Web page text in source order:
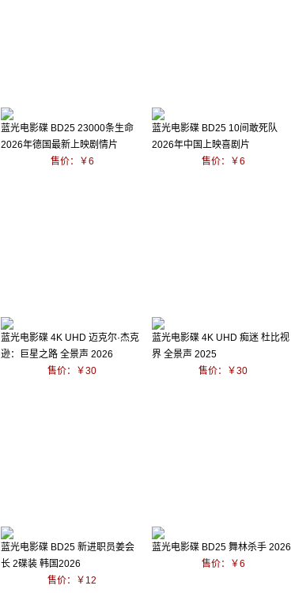
蓝光电影碟 BD25 23000条生命
2026年德国最新上映剧情片
售价：￥6
蓝光电影碟 BD25 10间敢死队
2026年中国上映喜剧片
售价：￥6
蓝光电影碟 4K UHD 迈克尔·杰克
逊：巨星之路 全景声 2026
售价：￥30
蓝光电影碟 4K UHD 痴迷 杜比视
界 全景声 2025
售价：￥30
蓝光电影碟 BD25 新进职员姜会
长 2碟装 韩国2026
售价：￥12
蓝光电影碟 BD25 舞林杀手 2026
售价：￥6